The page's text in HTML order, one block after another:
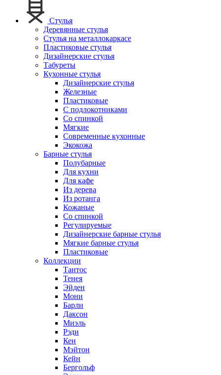
Стулья
Деревянные стулья
Стулья на металлокаркасе
Пластиковые стулья
Дизайнерские стулья
Табуреты
Кухонные стулья
Дизайнерские стулья
Железные
Пластиковые
С подлокотниками
Со спинкой
Мягкие
Современные кухонные
Экокожа
Барные стулья
Полубарные
Для кухни
Для кафе
Из дерева
Из ротанга
Кожаные
Со спинкой
Регулируемые
Дизайнерские барные стулья
Мягкие барные стулья
Пластиковые
Коллекции
Тантос
Тенея
Эйден
Мони
Барли
Даксон
Миэль
Рэди
Кен
Мэйтон
Кейн
Бергольф